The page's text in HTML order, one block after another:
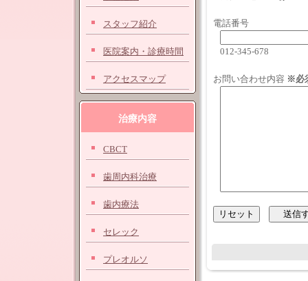
スタッフ紹介
医院案内・診療時間
アクセスマップ
治療内容
CBCT
歯周内科治療
歯内療法
セレック
プレオルソ
電話番号
012-345-678
お問い合わせ内容 ※必